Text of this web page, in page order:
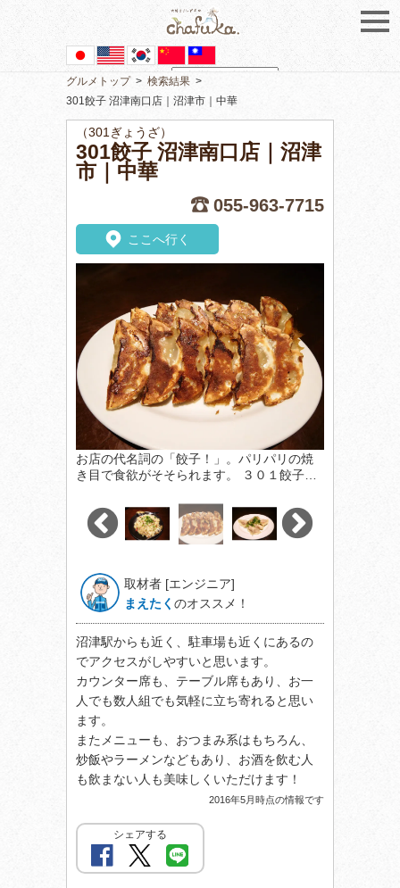
Powered by
グルメトップ> 検索結果 >
301餃子 沼津南口店｜沼津市｜中華
（301ぎょうざ）
301餃子 沼津南口店｜沼津
市｜中華
055-963-7715
ここへ行く
お店の代名詞の「餃子！」。パリパリの焼
き目で食欲がそそられます。 ３０１餃子…
取材者 [エンジニア]
まえたく のオススメ！
沼津駅からも近く、駐車場も近くにあるの
でアクセスがしやすいと思います。
カウンター席も、テーブル席もあり、お一
人でも数人組でも気軽に立ち寄れると思い
ます。
またメニューも、おつまみ系はもちろん、
炒飯やラーメンなどもあり、お酒を飲む人
も飲まない人も美味しくいただけます！
2016年5月時点の情報です
シェアする